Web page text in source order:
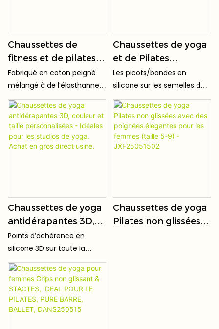
Chaussettes de
fitness et de pilates
antidérapantes
personnalisées de
haute qualité pour
femmes
Fabriqué en coton peigné
mélangé à de l'élasthanne
haute élasticité, ce
vêtement est doux,
agréable au toucher et
hypoallergénique. Sa maille
fine et respirante lui confère
peluche pas et ne se
déforme pas, même après
de nombreux étirements et
lavages.
Chaussettes de yoga
et de Pilates
antidérapantes avec
picots pour femmes
Les picots/bandes en
silicone sur les semelles de
ces chaussettes de yoga
pilates antidérapantes
améliorent l'adhérence au
tapis, assurant ainsi la
stabilité pour les postures
Chaussettes de yoga
antidérapantes 3D,
couleur et taille
personnalisées -
Idéales pour les
studios de yoga.
Achat en gros direct
usine.
Points d'adhérence en
silicone 3D sur toute la
paume : des particules
antidérapantes denses
recouvrent uniformément
la semelle, offrant une forte
adhérence pour éviter de
Chaussettes de yoga
Pilates non glissées